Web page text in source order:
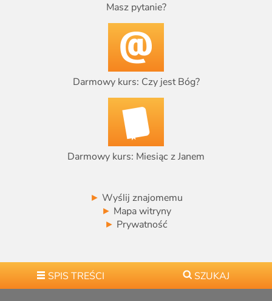
Masz pytanie?
Darmowy kurs: Czy jest Bóg?
Darmowy kurs: Miesiąc z Janem
► Wyślij znajomemu
► Mapa witryny
► Prywatność
SPIS TREŚCI SZUKAJ